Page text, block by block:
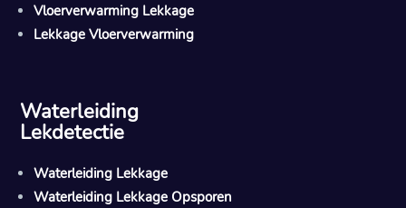
Vloerverwarming Lekkage
Lekkage Vloerverwarming
Waterleiding
Lekdetectie
Waterleiding Lekkage
Waterleiding Lekkage Opsporen